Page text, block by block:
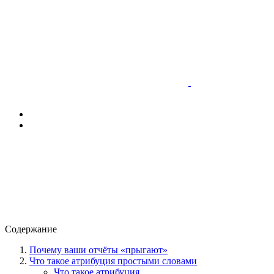
Содержание
Почему ваши отчёты «прыгают»
Что такое атрибуция простыми словами
Что такое атрибуция